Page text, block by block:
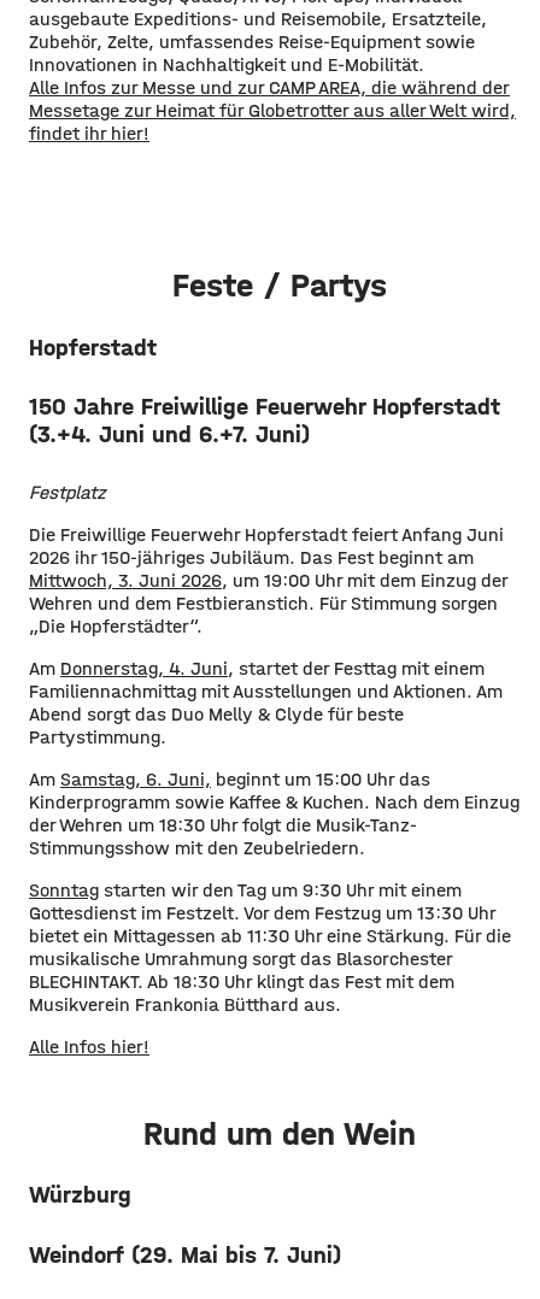
ausgebaute Expeditions- und Reisemobile, Ersatzteile,
Zubehör, Zelte, umfassendes Reise-Equipment sowie
Innovationen in Nachhaltigkeit und E-Mobilität.
Alle Infos zur Messe und zur CAMP AREA, die während der
Messetage zur Heimat für Globetrotter aus aller Welt wird,
findet ihr hier!
Feste / Partys
Hopferstadt
150 Jahre Freiwillige Feuerwehr Hopferstadt
(3.+4. Juni und 6.+7. Juni)
Festplatz
Die Freiwillige Feuerwehr Hopferstadt feiert Anfang Juni
2026 ihr 150-jähriges Jubiläum. Das Fest beginnt am
Mittwoch, 3. Juni 2026, um 19:00 Uhr mit dem Einzug der
Wehren und dem Festbieranstich. Für Stimmung sorgen
„Die Hopferstädter“.
Am Donnerstag, 4. Juni, startet der Festtag mit einem
Familiennachmittag mit Ausstellungen und Aktionen. Am
Abend sorgt das Duo Melly & Clyde für beste
Partystimmung.
Am Samstag, 6. Juni, beginnt um 15:00 Uhr das
Kinderprogramm sowie Kaffee & Kuchen. Nach dem Einzug
der Wehren um 18:30 Uhr folgt die Musik-Tanz-
Stimmungsshow mit den Zeubelriedern.
Sonntag starten wir den Tag um 9:30 Uhr mit einem
Gottesdienst im Festzelt. Vor dem Festzug um 13:30 Uhr
bietet ein Mittagessen ab 11:30 Uhr eine Stärkung. Für die
musikalische Umrahmung sorgt das Blasorchester
BLECHINTAKT. Ab 18:30 Uhr klingt das Fest mit dem
Musikverein Frankonia Bütthard aus.
Alle Infos hier!
Rund um den Wein
Würzburg
Weindorf (29. Mai bis 7. Juni)